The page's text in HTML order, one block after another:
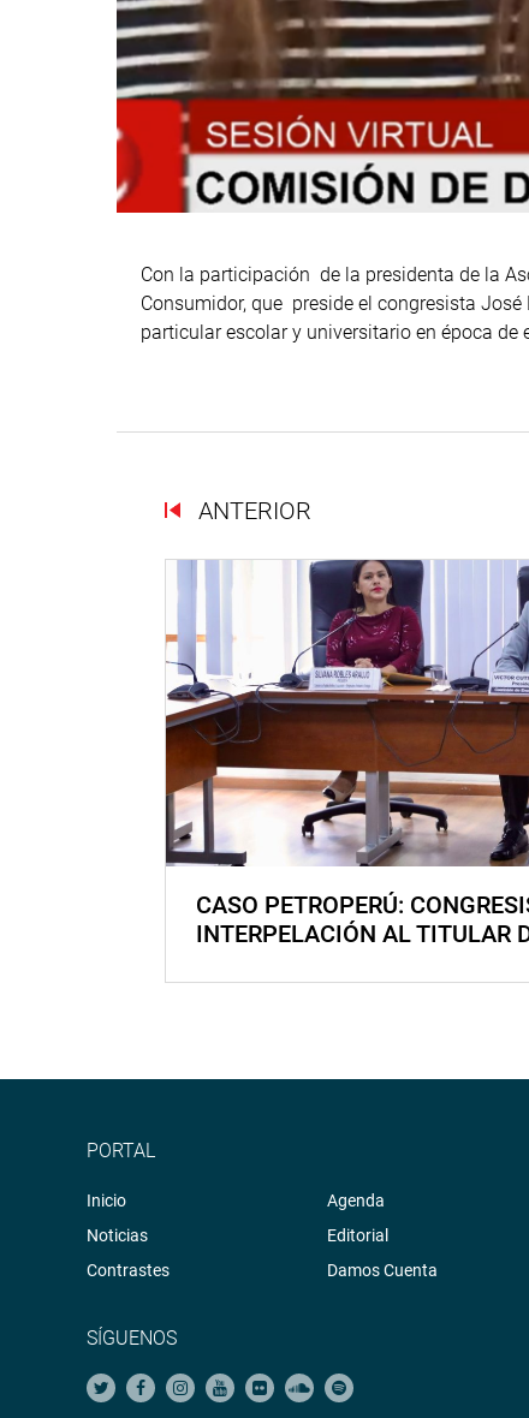
Con la participación de la presidenta de la
Consumidor, que preside el congresista
particular escolar y universitario en época
ANTERIOR
CASO PETROPERÚ:
INTERPELACIÓN AL TITULAR
PORTAL
Inicio
Noticias
Contrastes
Agenda
Editorial
Damos Cuenta
SÍGUENOS